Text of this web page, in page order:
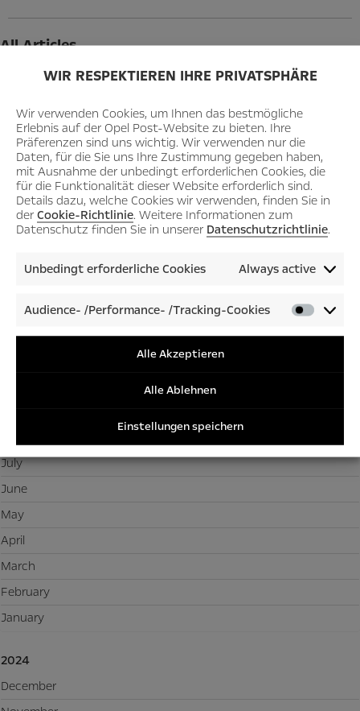
WIR RESPEKTIEREN IHRE PRIVATSPHÄRE
Wir verwenden Cookies, um Ihnen das bestmögliche
Erlebnis auf der Opel Post-Website zu bieten. Ihre
Präferenzen sind uns wichtig. Wir verwenden nur die
Daten, für die Sie uns Ihre Zustimmung gegeben haben,
mit Ausnahme der unbedingt erforderlichen Cookies, die
für die Funktionalität dieser Website erforderlich sind.
Details dazu, welche Cookies wir verwenden, finden Sie in
der Cookie-Richtlinie. Weitere Informationen zum
Datenschutz finden Sie in unserer Datenschutzrichtlinie.
Unbedingt erforderliche Cookies Always active
Audience- /Performance- /Tracking-Cookies
/
Alle Akzeptieren
Alle Ablehnen
Einstellungen speichern
All Articles
July
June
May
April
March
January
2025
December
July
June
May
April
March
February
January
2024
December